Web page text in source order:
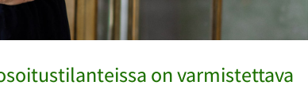
on varmistettava